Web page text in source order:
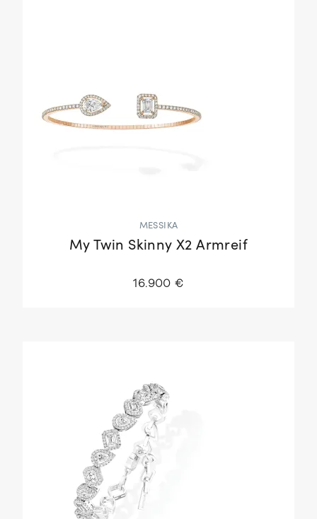
MESSIKA
My Twin Skinny X2 Armreif
16.900 €